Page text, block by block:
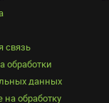
связь
обработки
данных
на обработку